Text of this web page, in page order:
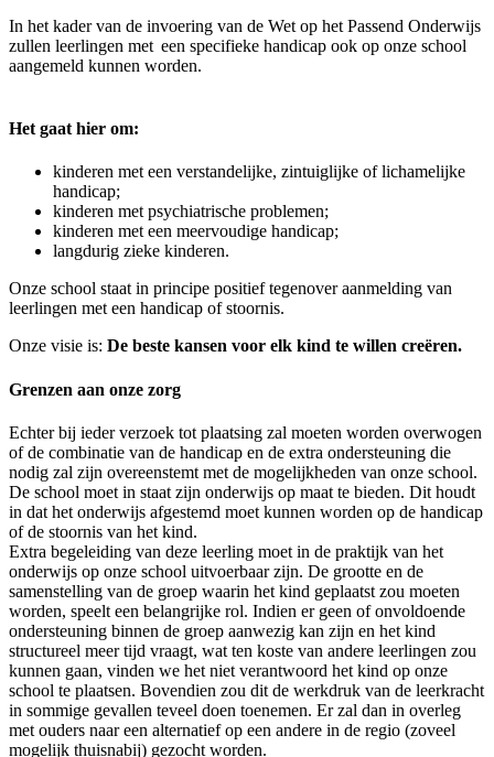
In het kader van de invoering van de Wet op het Passend Onderwijs
zullen leerlingen met een specifieke handicap ook op onze school
aangemeld kunnen worden.
Het gaat hier om:
kinderen met een verstandelijke, zintuiglijke of lichamelijke
handicap;
kinderen met psychiatrische problemen;
kinderen met een meervoudige handicap;
langdurig zieke kinderen.
Onze school staat in principe positief tegenover aanmelding van
leerlingen met een handicap of stoornis.
Onze visie is: De beste kansen voor elk kind te willen creëren.
Grenzen aan onze zorg
Echter bij ieder verzoek tot plaatsing zal moeten worden overwogen
of de combinatie van de handicap en de extra ondersteuning die
nodig zal zijn overeenstemt met de mogelijkheden van onze school.
De school moet in staat zijn onderwijs op maat te bieden. Dit houdt
in dat het onderwijs afgestemd moet kunnen worden op de handicap
of de stoornis van het kind.
Extra begeleiding van deze leerling moet in de praktijk van het
onderwijs op onze school uitvoerbaar zijn. De grootte en de
samenstelling van de groep waarin het kind geplaatst zou moeten
worden, speelt een belangrijke rol. Indien er geen of onvoldoende
ondersteuning binnen de groep aanwezig kan zijn en het kind
structureel meer tijd vraagt, wat ten koste van andere leerlingen zou
kunnen gaan, vinden we het niet verantwoord het kind op onze
school te plaatsen. Bovendien zou dit de werkdruk van de leerkracht
in sommige gevallen teveel doen toenemen. Er zal dan in overleg
met ouders naar een alternatief op een andere in de regio (zoveel
mogelijk thuisnabij) gezocht worden.